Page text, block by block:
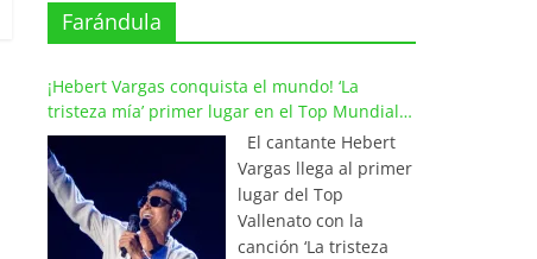
Farándula
¡Hebert Vargas conquista el mundo! ‘La
tristeza mía’ primer lugar en el Top Mundial
del Vallenato
El cantante Hebert
Vargas llega al primer
lugar del Top
Vallenato con la
canción ‘La tristeza